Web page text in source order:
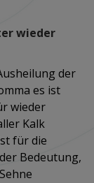
wieder
der
es ist
wieder
Kalk
für die
Bedeutung,